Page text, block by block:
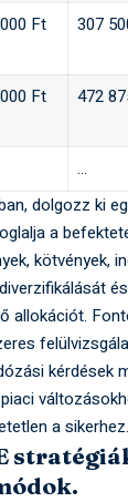
Ft 307
Ft 472
…
dolgozz ki
a
kötvények,
allokációt.
kérdések
a sikerhez.